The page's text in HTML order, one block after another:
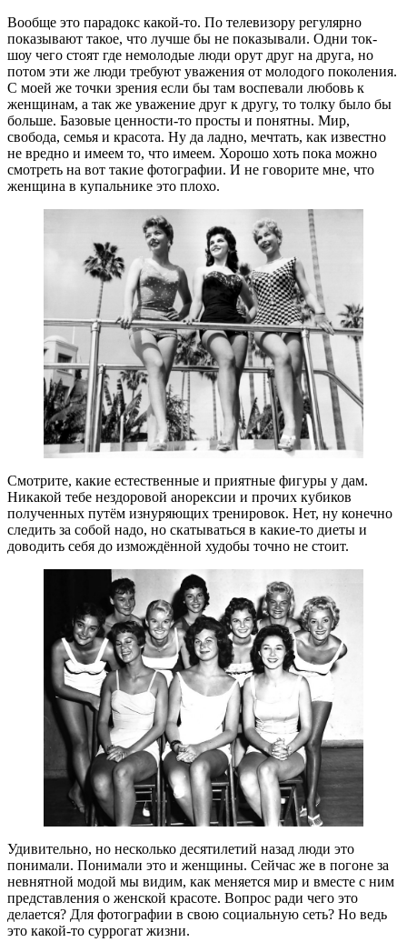
Вообще это парадокс какой-то. По телевизору регулярно
показывают такое, что лучше бы не показывали. Одни ток-
шоу чего стоят где немолодые люди орут друг на друга, но
потом эти же люди требуют уважения от молодого поколения.
С моей же точки зрения если бы там воспевали любовь к
женщинам, а так же уважение друг к другу, то толку было бы
больше. Базовые ценности-то просты и понятны. Мир,
свобода, семья и красота. Ну да ладно, мечтать, как известно
не вредно и имеем то, что имеем. Хорошо хоть пока можно
смотреть на вот такие фотографии. И не говорите мне, что
женщина в купальнике это плохо.
Смотрите, какие естественные и приятные фигуры у дам.
Никакой тебе нездоровой анорексии и прочих кубиков
полученных путём изнуряющих тренировок. Нет, ну конечно
следить за собой надо, но скатываться в какие-то диеты и
доводить себя до измождённой худобы точно не стоит.
Удивительно, но несколько десятилетий назад люди это
понимали. Понимали это и женщины. Сейчас же в погоне за
невнятной модой мы видим, как меняется мир и вместе с ним
представления о женской красоте. Вопрос ради чего это
делается? Для фотографии в свою социальную сеть? Но ведь
это какой-то суррогат жизни.